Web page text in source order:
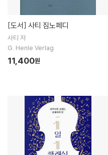
[도서] 사티 짐노페디
사티 저
G. Henle Verlag
11,400원